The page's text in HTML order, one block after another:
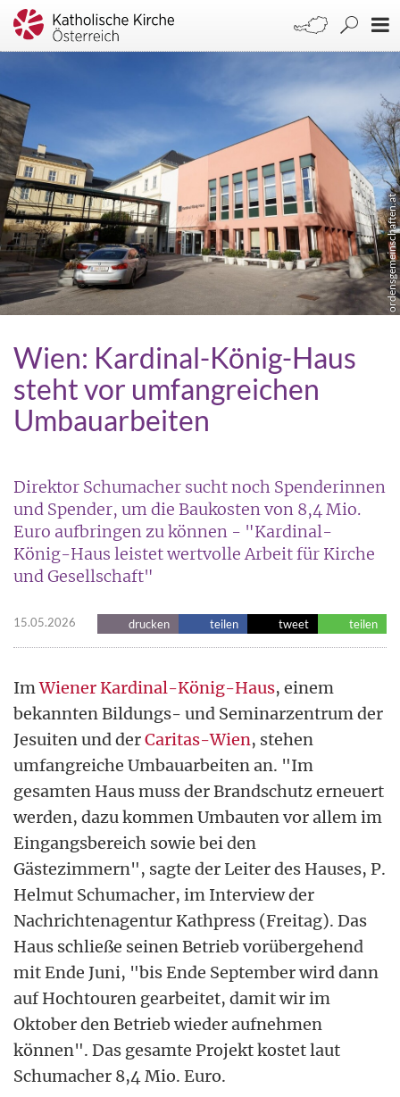
ordensgemeinschaften.at
Wien: Kardinal-König-Haus
steht vor umfangreichen
Umbauarbeiten
Direktor Schumacher sucht noch Spenderinnen
und Spender, um die Baukosten von 8,4 Mio.
Euro aufbringen zu können - "Kardinal-
König-Haus leistet wertvolle Arbeit für Kirche
und Gesellschaft"
15.05.2026 drucken teilen tweet teilen
ImWiener Kardinal-König-Haus, einem
bekannten Bildungs- und Seminarzentrum der
Jesuiten und derCaritas-Wien, stehen
umfangreiche Umbauarbeiten an. "Im
gesamten Haus muss der Brandschutz erneuert
werden, dazu kommen Umbauten vor allem im
Eingangsbereich sowie bei den
Gästezimmern", sagte der Leiter des Hauses, P.
Helmut Schumacher, im Interview der
Nachrichtenagentur Kathpress (Freitag). Das
Haus schließe seinen Betrieb vorübergehend
mit Ende Juni, "bis Ende September wird dann
auf Hochtouren gearbeitet, damit wir im
Oktober den Betrieb wieder aufnehmen
können". Das gesamte Projekt kostet laut
Schumacher 8,4 Mio. Euro.